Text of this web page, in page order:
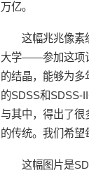
万亿。
这幅兆兆像素级
大学——参加这项
的结晶，能够为
的SDSS和SDSS-
与其中，得出了很
的传统。我们希望
这幅图片是